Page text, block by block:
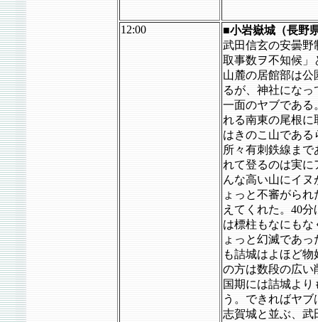
12:00 ■小岩嶽城（長野
武田信玄の安曇野
取事数ヲ不知候」
山麓の居館部は
るが、神社にな
一面のヤブである
れる南東の尾根に
はきのこ山であ
所々有刺鉄線ま
れて登るのは実に
んな高い山にイ
ょっと不審がら
えてくれた。40
は標柱もなにも
ょっと幻滅であ
も詰城はよほど
の方は数段の広い
国期には詰城よ
う。できればヤ
志賀城と並ぶ、武